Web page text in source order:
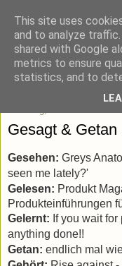
blick-
Momentaufnahmen
Gesagt &
Gesehen: Greys
seen me lately?'
Gelesen: Produkt
Produkteinführungen
Gelernt: If you wait
anything done!!
Getan: endlich mal
This site uses
and to analyze
shared with Google
metrics to ensure
statistics, and to